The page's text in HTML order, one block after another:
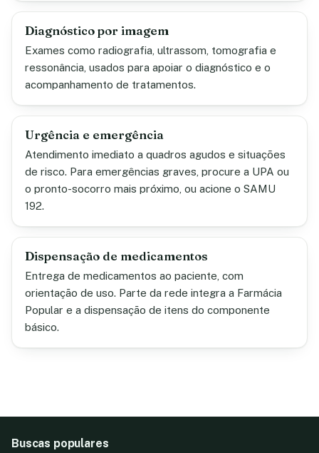
Diagnóstico por imagem
Exames como radiografia, ultrassom, tomografia e
ressonância, usados para apoiar o diagnóstico e o
acompanhamento de tratamentos.
Urgência e emergência
Atendimento imediato a quadros agudos e situações
de risco. Para emergências graves, procure a UPA ou
o pronto-socorro mais próximo, ou acione o SAMU
192.
Dispensação de medicamentos
Entrega de medicamentos ao paciente, com
orientação de uso. Parte da rede integra a Farmácia
Popular e a dispensação de itens do componente
básico.
Buscas populares